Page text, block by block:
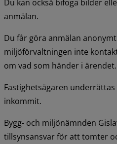
Du kan också bifoga bilder
anmälan.
Du får göra anmälan
miljöförvaltningen inte
om vad som händer i ärendet.
Fastighetsägaren
inkommit.
Bygg- och miljönämnden
tillsynsansvar för att tomter